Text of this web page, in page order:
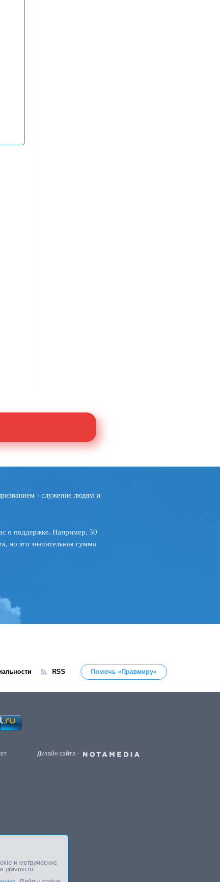
- служение людям и
о поддержке. Например, 50
но это значительная сумма
RSS Помочь «Правмиру»
Дизайн сайта -
и метрические
в pravmir.ru